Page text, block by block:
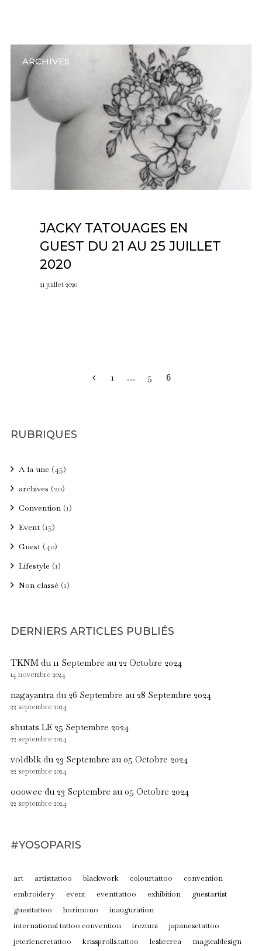
ARCHIVES
JACKY TATOUAGES EN
GUEST DU 21 AU 25 JUILLET
2020
21 juillet 2020
PAGINATION
1 … 5 6
RUBRIQUES
A la une (45)
archives (20)
Convention(1)
Event(15)
Guest(40)
Lifestyle (1)
Non classé (1)
DERNIERS ARTICLES PUBLIÉS
TKNM du 11 Septembre au 22 Octobre 2024
14 novembre 2024
nagayantra du 26 Septembre au 28 Septembre 2024
22 septembre 2024
sbutats LE 25 Septembre 2024
22 septembre 2024
voldblk du 23 Septembre au 05 Octobre 2024
22 septembre 2024
oo0wee du 23 Septembre au 05 Octobre 2024
22 septembre 2024
#YOSOPARIS
art artisttattoo blackwork colourtattoo
convention
embroidery
event eventtattoo exhibition
guestartist
guesttattoo
horimono
inauguration
international tattoo convention
irezumi
japanesetattoo
jeterlencretattoo
krissprolls.tattoo lesliecrea
magicaldesign